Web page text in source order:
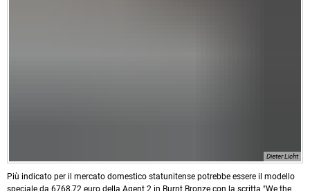
Dieter Licht
Più indicato per il mercato domestico statunitense potrebbe essere il modello
speciale da 6768,72 euro della Agent 2 in Burnt Bronze con la scritta "We the